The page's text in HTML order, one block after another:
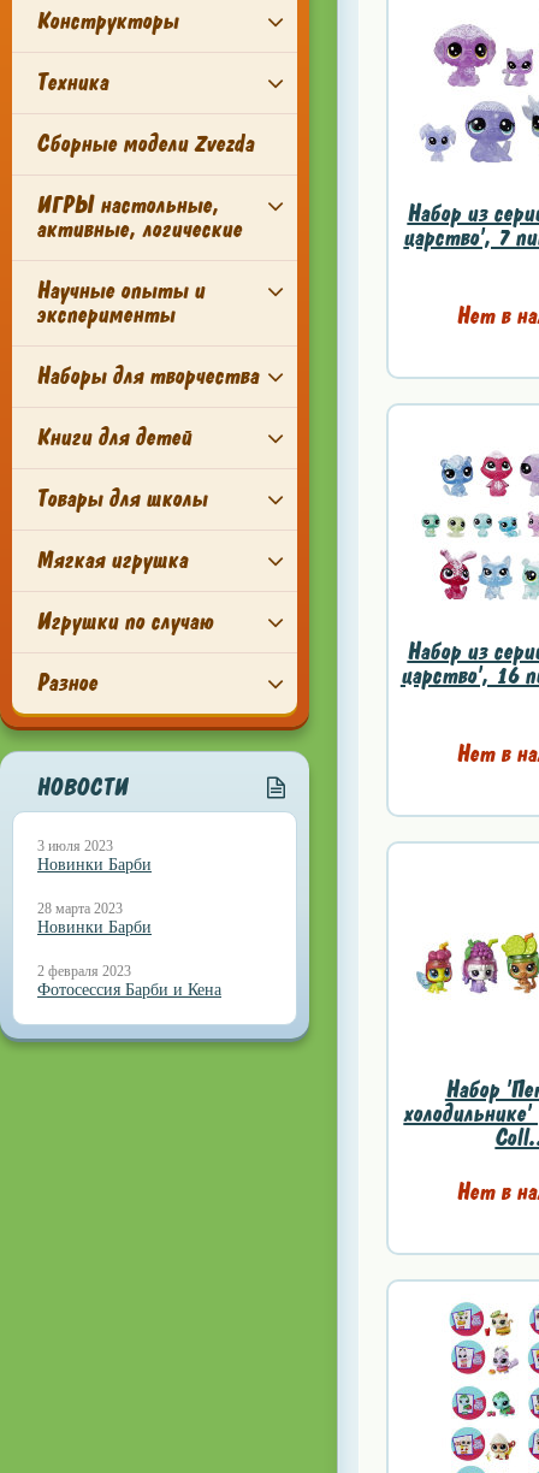
Конструкторы
Техника
Сборные модели Zvezda
ИГРЫ настольные,
активные, логические
Научные опыты и
эксперименты
Наборы для творчества
Книги для детей
Товары для школы
Мягкая игрушка
Игрушки по случаю
Разное
НОВОСТИ
3 июля 2023
Новинки Барби
28 марта 2023
Новинки Барби
2 февраля 2023
Фотосессия Барби и Кена
Набор из
царство', 7
Нет в
Набор из
царство', 16
Нет в
Набор
Нет в